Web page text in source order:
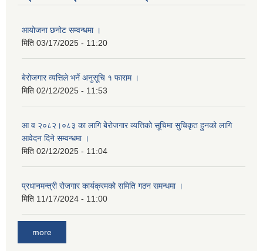
आयोजना छनोट सम्वन्धमा ।
मिति 03/17/2025 - 11:20
बेरोजगार व्यत्तिले भर्ने अनुसूचि १ फाराम ।
मिति 02/12/2025 - 11:53
आ व २०८२।०८३ का लागि बेेरोजगार व्यत्तिको सूचिमा सुचिकृत हुनको लागि
आवेदन दिने सम्वन्धमा ।
मिति 02/12/2025 - 11:04
प्रधानमन्त्री रोजगार कार्यक्रमको समिति गठन समन्धमा ।
मिति 11/17/2024 - 11:00
more